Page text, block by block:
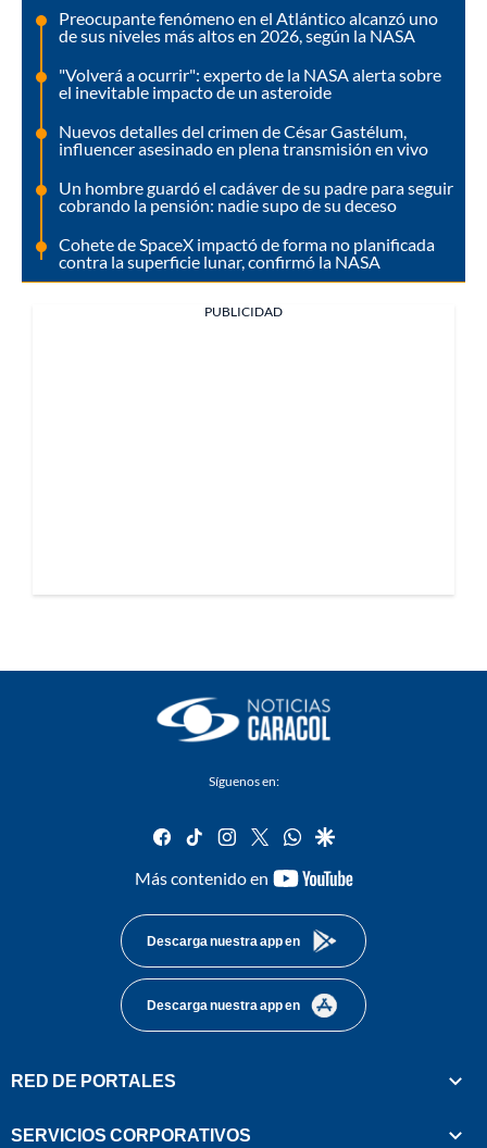
Preocupante fenómeno en el Atlántico alcanzó uno
de sus niveles más altos en 2026, según la NASA
"Volverá a ocurrir": experto de la NASA alerta sobre
el inevitable impacto de un asteroide
Nuevos detalles del crimen de César Gastélum,
influencer asesinado en plena transmisión en vivo
Un hombre guardó el cadáver de su padre para seguir
cobrando la pensión: nadie supo de su deceso
Cohete de SpaceX impactó de forma no planificada
contra la superficie lunar, confirmó la NASA
PUBLICIDAD
Síguenos en:
facebook
tiktok instagram
twitterwhatsapp
google
Más contenido en
youtube-
Descarga nuestra app en
Descarga nuestra app en
RED DE PORTALES
SERVICIOS CORPORATIVOS